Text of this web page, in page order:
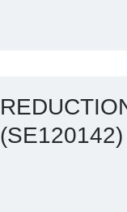
(SE120142)